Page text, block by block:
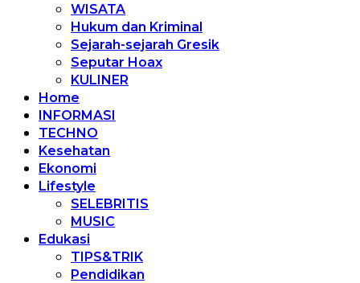
WISATA
Hukum dan Kriminal
Sejarah-sejarah Gresik
Seputar Hoax
KULINER
Home
INFORMASI
TECHNO
Kesehatan
Ekonomi
Lifestyle
SELEBRITIS
MUSIC
Edukasi
TIPS&TRIK
Pendidikan